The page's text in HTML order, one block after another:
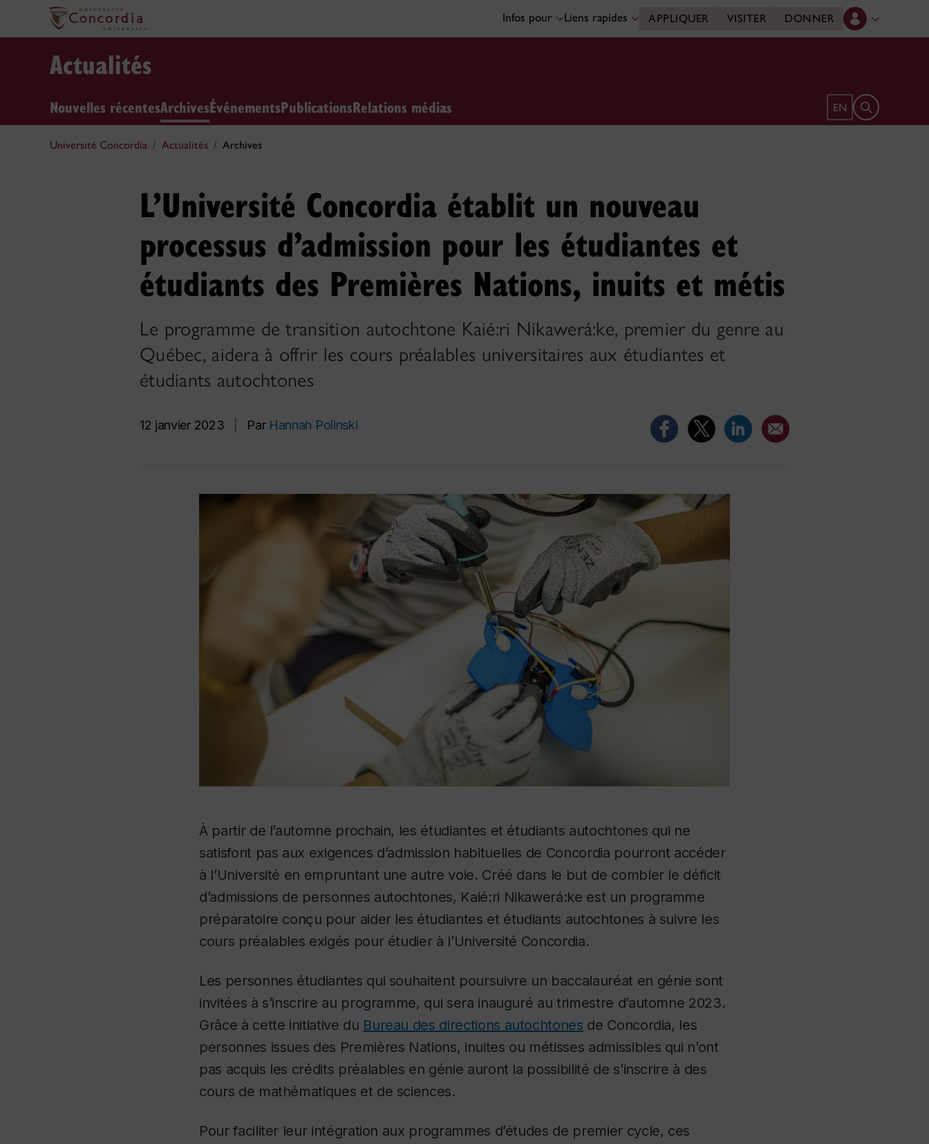
Infos pour Liens rapides APPLIQUER VISITER DONNER
Actualités
Nouvelles récentesArchivesÉvénementsPublicationsRelations médias EN Ouvrir le
Université Concordia Actualités Archives
L’Université Concordia établit un nouveau
processus d’admission pour les étudiantes et
étudiants des Premières Nations, inuits et métis
Le programme de transition autochtone Kaié:ri Nikawerá:ke, premier du genre au
Québec, aidera à offrir les cours préalables universitaires aux étudiantes et
étudiants autochtones
12 janvier 2023 Par Hannah Polinski
À partir de l’automne prochain, les étudiantes et étudiants autochtones qui ne
satisfont pas aux exigences d’admission habituelles de Concordia pourront accéder
à l’Université en empruntant une autre voie. Créé dans le but de combler le déficit
d’admissions de personnes autochtones, Kaié:ri Nikawerá:ke est un programme
préparatoire conçu pour aider les étudiantes et étudiants autochtones à suivre les
cours préalables exigés pour étudier à l’Université Concordia.
Les personnes étudiantes qui souhaitent poursuivre un baccalauréat en génie sont
invitées à s’inscrire au programme, qui sera inauguré au trimestre d’automne 2023.
Grâce à cette initiative du Bureau des directions autochtones de Concordia, les
personnes issues des Premières Nations, inuites ou métisses admissibles qui n’ont
pas acquis les crédits préalables en génie auront la possibilité de s’inscrire à des
cours de mathématiques et de sciences.
Pour faciliter leur intégration aux programmes d’études de premier cycle, ces